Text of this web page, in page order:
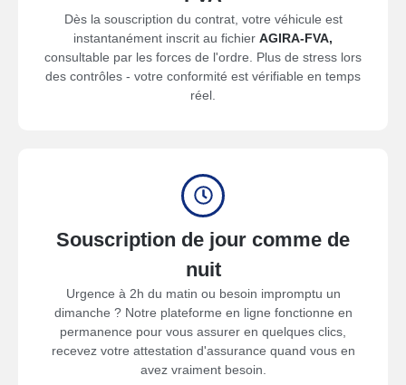
Dès la souscription du contrat, votre véhicule est
instantanément inscrit au fichier AGIRA-FVA,
consultable par les forces de l'ordre. Plus de stress lors
des contrôles - votre conformité est vérifiable en temps
réel.
Souscription de jour comme de
nuit
Urgence à 2h du matin ou besoin impromptu un
dimanche ? Notre plateforme en ligne fonctionne en
permanence pour vous assurer en quelques clics,
recevez votre attestation d'assurance quand vous en
avez vraiment besoin.